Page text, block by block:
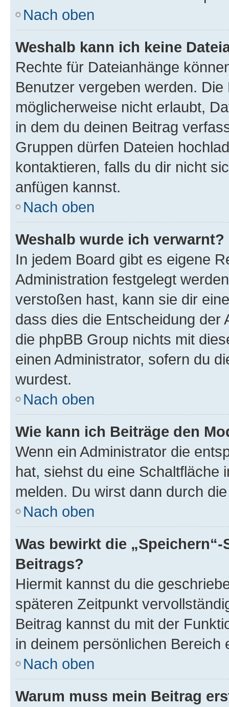
Nach oben
Weshalb kann ich keine
Rechte für Dateianhänge
Benutzer vergeben werden.
möglicherweise nicht erlaubt,
in dem du deinen Beitrag
Gruppen dürfen Dateien
kontaktieren, falls du dir nicht
anfügen kannst.
Nach oben
Weshalb wurde ich verwarnt?
In jedem Board gibt es eigene
Administration festgelegt
verstoßen hast, kann sie dir
dass dies die Entscheidung der
die phpBB Group nichts mit
einen Administrator, sofern du
wurdest.
Nach oben
Wie kann ich Beiträge den
Wenn ein Administrator die
hat, siehst du eine Schaltfläche
melden. Du wirst dann durch
Nach oben
Was bewirkt die
Beitrags?
Hiermit kannst du die
späteren Zeitpunkt
Beitrag kannst du mit der
in deinem persönlichen Bereich
Nach oben
Warum muss mein Beitrag